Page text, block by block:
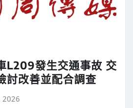
L209發生交通事故 交
討改善並配合調查
2026